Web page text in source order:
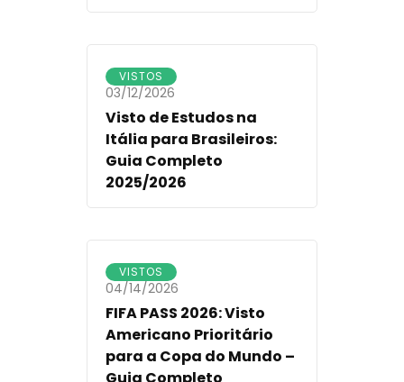
VISTOS
03/12/2026
Visto de Estudos na
Itália para Brasileiros:
Guia Completo
2025/2026
VISTOS
04/14/2026
FIFA PASS 2026: Visto
Americano Prioritário
para a Copa do Mundo –